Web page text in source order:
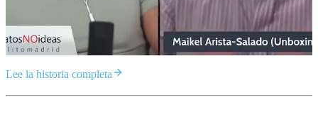
Lee la historia completa